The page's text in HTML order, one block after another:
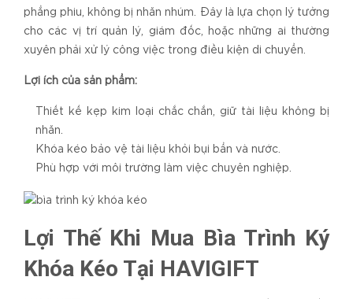
phẳng phiu, không bị nhăn nhúm. Đây là lựa chọn lý tưởng
cho các vị trí quản lý, giám đốc, hoặc những ai thường
xuyên phải xử lý công việc trong điều kiện di chuyển.
Lợi ích của sản phẩm:
Thiết kế kẹp kim loại chắc chắn, giữ tài liệu không bị
nhăn.
Khóa kéo bảo vệ tài liệu khỏi bụi bẩn và nước.
Phù hợp với môi trường làm việc chuyên nghiệp.
Lợi Thế Khi Mua Bìa Trình Ký
Khóa Kéo Tại HAVIGIFT